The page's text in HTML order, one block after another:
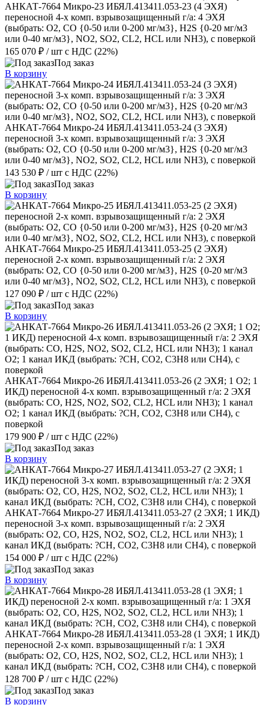
АНКАТ-7664 Микро-23 ИБЯЛ.413411.053-23 (4 ЭХЯ)
переносной 4-х комп. взрывозащищенный г/а: 4 ЭХЯ
(выбрать: О2, CO {0-50 или 0-200 мг/м3}, H2S {0-20 мг/м3
или 0-40 мг/м3}, NО2, SО2, CL2, HCL или NH3), с поверкой
165 070 ₽ / шт с НДС (22%)
Под заказ
В корзину
АНКАТ-7664 Микро-24 ИБЯЛ.413411.053-24 (3 ЭХЯ)
переносной 3-х комп. взрывозащищенный г/а: 3 ЭХЯ
(выбрать: О2, CO {0-50 или 0-200 мг/м3}, H2S {0-20 мг/м3
или 0-40 мг/м3}, NО2, SО2, CL2, HCL или NH3), с поверкой
143 530 ₽ / шт с НДС (22%)
Под заказ
В корзину
АНКАТ-7664 Микро-25 ИБЯЛ.413411.053-25 (2 ЭХЯ)
переносной 2-х комп. взрывозащищенный г/а: 2 ЭХЯ
(выбрать: О2, CO {0-50 или 0-200 мг/м3}, H2S {0-20 мг/м3
или 0-40 мг/м3}, NО2, SО2, CL2, HCL или NH3), с поверкой
127 090 ₽ / шт с НДС (22%)
Под заказ
В корзину
АНКАТ-7664 Микро-26 ИБЯЛ.413411.053-26 (2 ЭХЯ; 1 О2; 1
ИКД) переносной 4-х комп. взрывозащищенный г/а: 2 ЭХЯ
(выбрать: CO, H2S, NО2, SО2, CL2, HCL или NH3); 1 канал
О2; 1 канал ИКД (выбрать: ?CH, СО2, С3Н8 или СН4), с
поверкой
179 900 ₽ / шт с НДС (22%)
Под заказ
В корзину
АНКАТ-7664 Микро-27 ИБЯЛ.413411.053-27 (2 ЭХЯ; 1 ИКД)
переносной 3-х комп. взрывозащищенный г/а: 2 ЭХЯ
(выбрать: O2, CO, H2S, NО2, SО2, CL2, HCL или NH3); 1
канал ИКД (выбрать: ?CH, СО2, С3Н8 или СН4), с поверкой
154 000 ₽ / шт с НДС (22%)
Под заказ
В корзину
АНКАТ-7664 Микро-28 ИБЯЛ.413411.053-28 (1 ЭХЯ; 1 ИКД)
переносной 2-х комп. взрывозащищенный г/а: 1 ЭХЯ
(выбрать: О2, CO, H2S, NО2, SО2, CL2, HCL или NH3); 1
канал ИКД (выбрать: ?CH, СО2, С3Н8 или СН4), с поверкой
128 700 ₽ / шт с НДС (22%)
Под заказ
В корзину